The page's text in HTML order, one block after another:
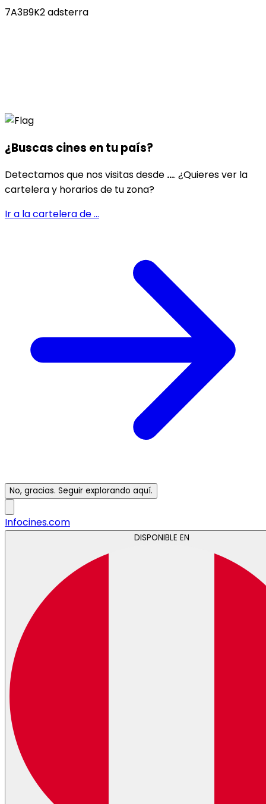
7A3B9K2 adsterra
¿Buscas cines entu país?
Detectamos que nos visitas desde .... ¿Quieres ver la
cartelera y horarios de tu zona?
Ir a la cartelera de...
No, gracias. Seguir explorando aquí.
Infocines.com
DISPONIBLE EN